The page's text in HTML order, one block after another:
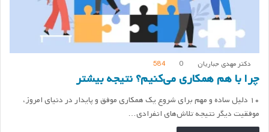
دکتر مهدی جباریان 0
584
چرا با هم همکاری می‌کنیم؟ نتیجه بیشتر
۱۰ دلیل ساده و مهم برای شروع یک همکاری موفق و پایدار در دنیای امروز،
موفقیت دیگر نتیجه تلاش‌های انفرادی…